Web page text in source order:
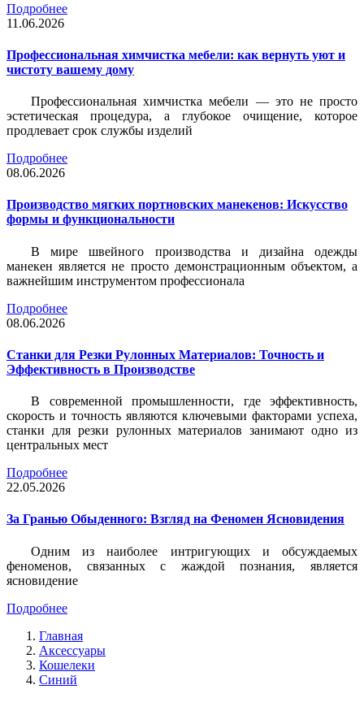
Подробнее
11.06.2026
Профессиональная химчистка мебели: как вернуть уют и
чистоту вашему дому
Профессиональная химчистка мебели — это не просто
эстетическая процедура, а глубокое очищение, которое
продлевает срок службы изделий
Подробнее
08.06.2026
Производство мягких портновских манекенов: Искусство
формы и функциональности
В мире швейного производства и дизайна одежды
манекен является не просто демонстрационным объектом, а
важнейшим инструментом профессионала
Подробнее
08.06.2026
Станки для Резки Рулонных Материалов: Точность и
Эффективность в Производстве
В современной промышленности, где эффективность,
скорость и точность являются ключевыми факторами успеха,
станки для резки рулонных материалов занимают одно из
центральных мест
Подробнее
22.05.2026
За Гранью Обыденного: Взгляд на Феномен Ясновидения
Одним из наиболее интригующих и обсуждаемых
феноменов, связанных с жаждой познания, является
ясновидение
Подробнее
Главная
Аксессуары
Кошелеки
Синий